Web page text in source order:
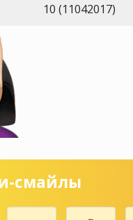
10 (11042017)
смайлы